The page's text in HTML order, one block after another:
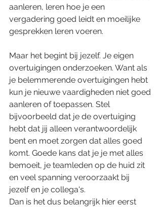
aanleren, leren hoe je een
vergadering goed leidt en moeilijke
gesprekken leren voeren.
Maar het begint bij jezelf. Je eigen
overtuigingen onderzoeken. Want als
je belemmerende overtuigingen hebt
kun je nieuwe vaardigheden niet goed
aanleren of toepassen. Stel
bijvoorbeeld dat je de overtuiging
hebt dat jij alleen verantwoordelijk
bent en moet zorgen dat alles goed
komt. Goede kans dat je je met alles
bemoeit, je teamleden op de huid zit
en veel spanning veroorzaakt bij
jezelf en je collega's.
Dan is het dus belangrijk hier eerst